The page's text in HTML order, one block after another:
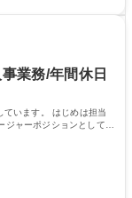
業務/年間休日
います。 はじめは担当
ャーポジションとして活